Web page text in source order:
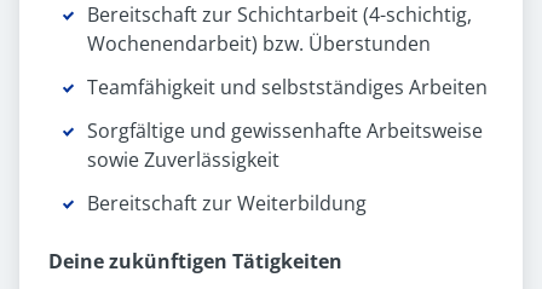
Bereitschaft zur Schichtarbeit (4-schichtig,
Wochenendarbeit) bzw. Überstunden
Teamfähigkeit und selbstständiges Arbeiten
Sorgfältige und gewissenhafte Arbeitsweise
sowie Zuverlässigkeit
Bereitschaft zur Weiterbildung
Deine zukünftigen Tätigkeiten